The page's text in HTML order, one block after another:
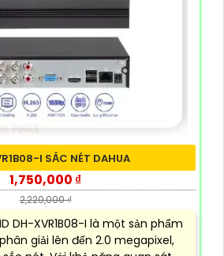
I SẮC NÉT DAHUA
1,750,000 ₫
2,220,000 ₫
DH-XVR1B08-I là một sản phẩm
giải lên đến 2.0 megapixel,